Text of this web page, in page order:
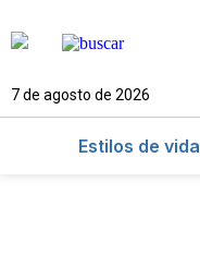
7 de agosto de 2026
Estilos de vida